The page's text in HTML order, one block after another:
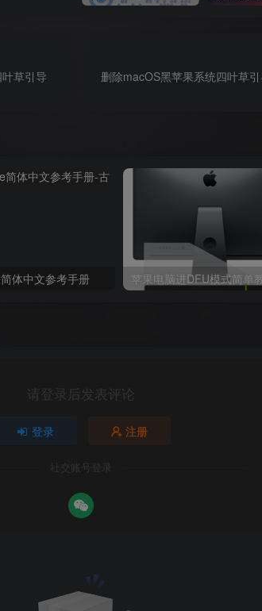
草引导
删除macOS黑苹果系统四叶草
体中文参考手册 苹果电脑进DFU模式简单
请登录后发表评论
登录 注册
社交账号登录